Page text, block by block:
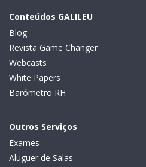
Conteúdos GALILEU
Blog
Revista Game Changer
Webcasts
White Papers
Barómetro RH
Outros Serviços
Exames
Aluguer de Salas